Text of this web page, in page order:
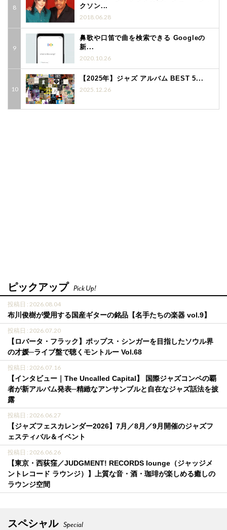
クソン...
2018.06.28
鼻歌や口笛で曲を検索できる Googleの
新...
2020.10.26
【2025年】ジャズ アルバム BEST 5...
2025.12.26
ピックアップ Pick Up!
投稿日 : 2026.08.04
布川俊樹が愛用する国産ギターの銘品【名手たちの楽器 vol.9】
投稿日 : 2026.07.20
【ロバータ・フラック】ポップス・シンガーを目指したソウル界
の才媛─ライブ盤で聴くモントルー Vol.68
投稿日 : 2026.07.16
【インタビュー｜The Uncalled Capital】 国際ジャズコンペの覇
者が新アルバム発表─精緻なアンサンブルと自在なジャズ話法を披
露
投稿日 : 2026.06.27
【ジャズフェスカレンダー2026】7月／8月／9月開催のジャズフ
ェスティバル＆イベント
投稿日 : 2026.06.26
【東京・西荻窪／JUDGMENT! RECORDS lounge（ジャッジメ
ントレコード ラウンジ）】上質な音・酒・珈琲が楽しめる癒しの
ラウンジ空間
スペシャル Special